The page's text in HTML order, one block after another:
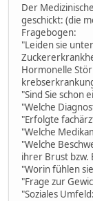
Der
geschickt: (die
Fragebogen:
"Leiden sie
Hormonelle
"Sind Sie schon
"Welche
"Erfolgte
"Welche
"Welche
ihrer Brust bzw.
"Worin fühlen
"Frage zur
"Soziales